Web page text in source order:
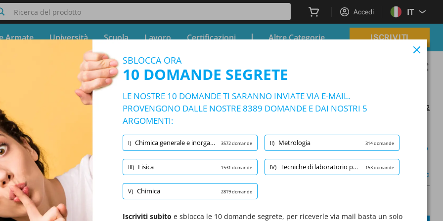
Ricerca del prodotto Accedi IT
Armate Università Scuola Lavoro Certificazioni Altre Categorie ISCRIVITI
della Difesa Assistente Tecnico Chimico-Fisico FT49 personale n
Prova gratuita - Simulatore Quiz Concorso Ministero della Difesa Assistente Tecnico Chimico-Fisico FT49 personale non
10/8389 Domande 5 argomenti e 8389 domande Aggiornato il 2024/07/12
Domande casuali |20 Minuti|70% per superamento
e prove tecnologiche
Chimica (2/2819) Chimica generale e inorganica (2/1531) Altro
SBLOCCA ORA
10 DOMANDE SEGRETE
LE NOSTRE 10 DOMANDE TI SARANNO INVIATE VIA E-MAIL.
PROVENGONO DALLE NOSTRE 8389 DOMANDE E DAI NOSTRI 5
ARGOMENTI:
I) Chimica generale e inorganica 3572 domande II) Metrologia 314 domande
III) Fisica 1531 domande IV) Tecniche di laboratorio per analisi chimiche e prove tecnologiche 153 domande
V) Chimica 2819 domande
Iscriviti subito e sblocca le 10 domande segrete, per riceverle via mail basta un solo